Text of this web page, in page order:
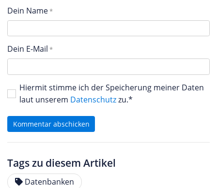
Dein Name
Dein E-Mail
Hiermit stimme ich der Speicherung meiner Daten
laut unserem Datenschutzzu.*
Kommentar abschicken
Tags zu diesem Artikel
Datenbanken